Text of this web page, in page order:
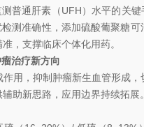
普通肝素（UFH）水平的关
测准确性，添加硫酸葡聚糖可
，支撑临床个体化用药。
治疗新方向
作用，抑制肿瘤新生血管形成
助新思路，应用边界持续拓展。